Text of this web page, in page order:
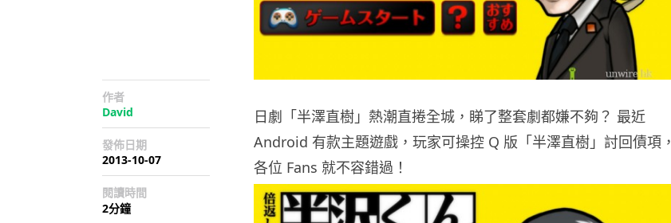
作者
David
發佈日期
2013-10-07
閱讀時間
2分鐘
日劇「半澤直樹」熱潮直捲全城，睇了整套劇都嫌不夠？ 最近
Android 有款主題遊戲，玩家可操控 Q 版「半澤直樹」討回債項，
各位 Fans 就不容錯過！